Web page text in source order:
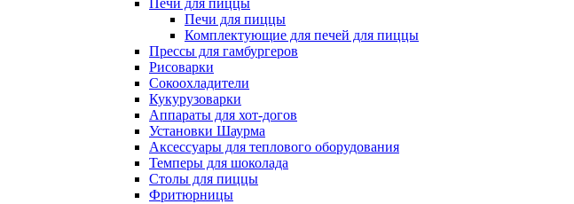
Печи для пиццы
Печи для пиццы
Комплектующие для печей для пиццы
Прессы для гамбургеров
Рисоварки
Сокоохладители
Кукурузоварки
Аппараты для хот-догов
Установки Шаурма
Аксессуары для теплового оборудования
Темперы для шоколада
Столы для пиццы
Фритюрницы